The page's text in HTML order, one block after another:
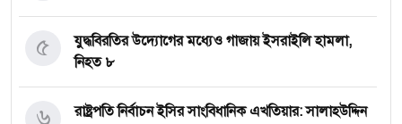
যুদ্ধবিরতির উদ্যোগের মধ্যেও গাজায় ইসরাইলি হামলা,
নিহত ৮
৫
রাষ্ট্রপতি নির্বাচন ইসির সাংবিধানিক এখতিয়ার: সালাহউদ্দিন
৬